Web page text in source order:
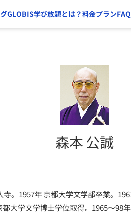
GLOBIS学び放題とは？料金プランFAQ
森本 公誠
寺。1957年 京都大学文学部卒業。
大学文学博士学位取得。1965～98